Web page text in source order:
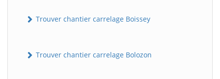
Trouver chantier carrelage Boissey
Trouver chantier carrelage Bolozon